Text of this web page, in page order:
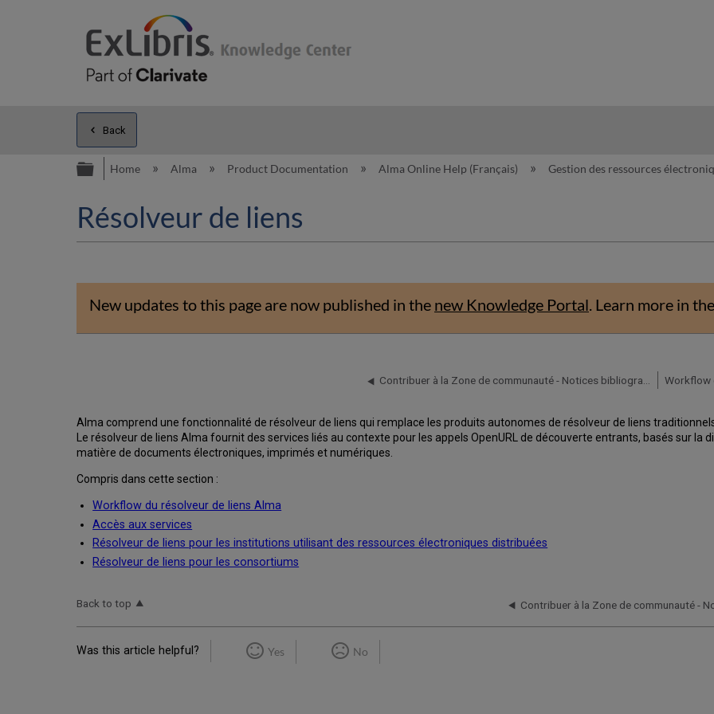
Back
Expand/collapse global hierarchy
Home Alma Product Documentation Alma Online Help (Français) Gestion des ressources
Résolveur de liens
New updates to this page are now published in the new Knowledge Portal. Learn more in the
Workflow
Alma comprend une fonctionnalité de résolveur de liens qui remplace les produits autonomes de résolveur de liens
Le résolveur de liens Alma fournit des services liés au contexte pour les appels OpenURL de découverte entrants, basés sur la
matière de documents électroniques, imprimés et numériques.
Compris dans cette section :
Workflow du résolveur de liens Alma
Accès aux services
Résolveur de liens pour les institutions utilisant des ressources électroniques distribuées
Résolveur de liens pour les consortiums
Back to top
Was this article helpful? Yes No